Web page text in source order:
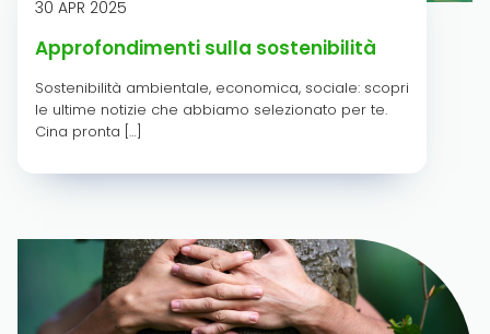
30 APR 2025
Approfondimenti sulla sostenibilità
Sostenibilità ambientale, economica, sociale: scopri
le ultime notizie che abbiamo selezionato per te.
Cina pronta […]